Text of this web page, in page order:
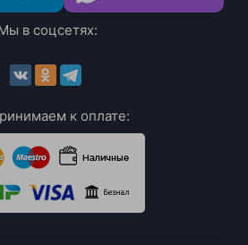
в соцсетях:
к оплате: